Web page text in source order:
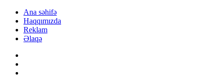
Ana səhifə
Haqqımızda
Reklam
Əlaqə